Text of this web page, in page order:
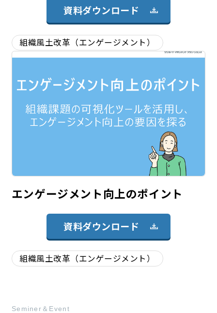
資料ダウンロード
組織風土改革（エンゲージメント）
エンゲージメント向上のポイント
資料ダウンロード
組織風土改革（エンゲージメント）
Seminer＆Event